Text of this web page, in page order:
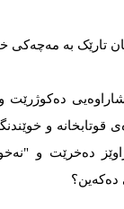
تارێک بە مەچەکی
دەکوژرێت و
و
دەخرێت و
دەکەین؟